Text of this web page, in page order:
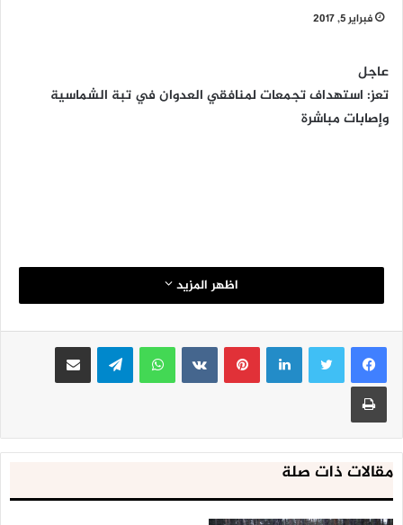
فبراير 5, 2017
عاجل
تعز: استهداف تجمعات لمنافقي العدوان في تبة الشماسية
وإصابات مباشرة
اظهر المزيد
لينكدإنبينتيريست واتساب تيلقرام مشاركة عبر البريد
طباعة
مقالات ذات صلة